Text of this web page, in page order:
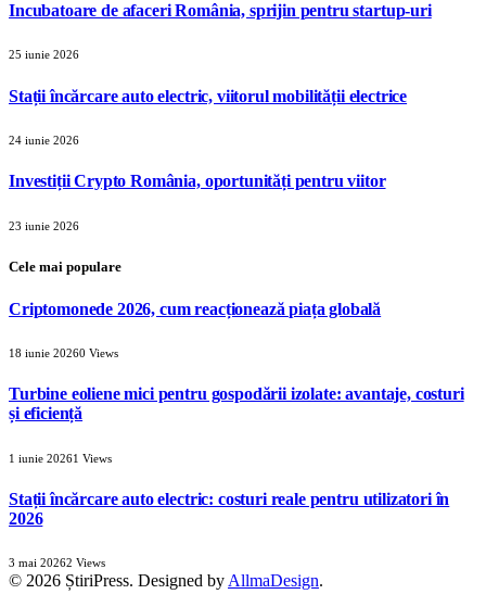
Incubatoare de afaceri România, sprijin pentru startup-uri
25 iunie 2026
Stații încărcare auto electric, viitorul mobilității electrice
24 iunie 2026
Investiții Crypto România, oportunități pentru viitor
23 iunie 2026
Cele mai populare
Criptomonede 2026, cum reacționează piața globală
18 iunie 20260 Views
Turbine eoliene mici pentru gospodării izolate: avantaje, costuri
și eficiență
1 iunie 20261 Views
Stații încărcare auto electric: costuri reale pentru utilizatori în
2026
3 mai 20262 Views
© 2026 ȘtiriPress. Designed by AllmaDesign.